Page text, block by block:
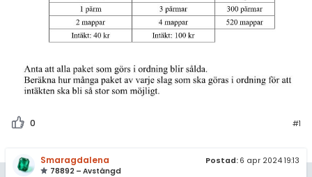
0 #1
Smaragdalena
78892 – Avstängd
Postad: 6 apr 2024 19:13